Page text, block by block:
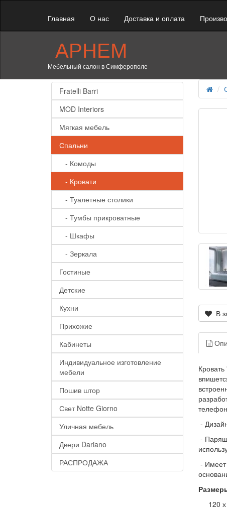
Главная О нас Доставка и оплата
АРНЕМ
Мебельный салон в Симферополе
Fratelli Barri
MOD Interiors
Мягкая мебель
Спальни
- Комоды
- Кровати
- Туалетные столики
- Тумбы прикроватные
- Шкафы
- Зеркала
Гостиные
Детские
Кухни
Прихожие
Кабинеты
Индивидуальное изготовление
мебели
Пошив штор
Свет Notte Giorno
Уличная мебель
Двери Dariano
РАСПРОДАЖА
В
-
-
-
120